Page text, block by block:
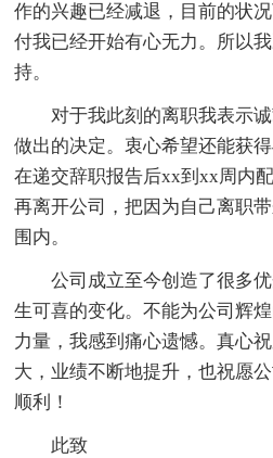
作的兴趣已经减退，目前的状
付我已经开始有心无力。所以
持。
对于我此刻的离职我表示
做出的决定。衷心希望还能获
在递交辞职报告后xx到xx周内
再离开公司，把因为自己离职
围内。
公司成立至今创造了很多
生可喜的变化。不能为公司辉
力量，我感到痛心遗憾。真心
大，业绩不断地提升，也祝愿
顺利！
此致